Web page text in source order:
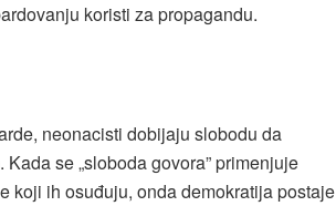
koristi za propagandu.
neonacisti dobijaju slobodu da
se „sloboda govora” primenjuje
koji ih osuđuju, onda demokratija postaje